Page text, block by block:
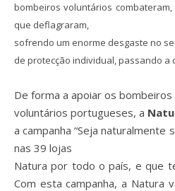
bombeiros voluntários
que deflagraram,
sofrendo um enorme desgaste no
de protecção individual, passando a
De forma a apoiar os bombeiros
voluntários portugueses, a
a campanha “Seja naturalmente
nas 39 lojas
Natura por todo o país, e que
Com esta campanha, a Natura